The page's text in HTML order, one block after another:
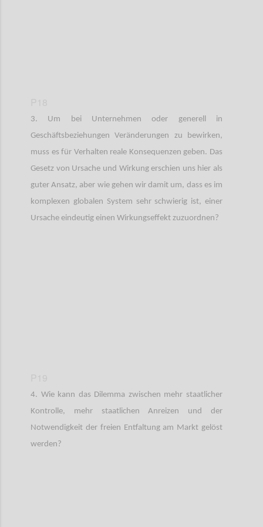
3. Um bei Unternehmen oder generell in
Geschäftsbeziehungen Veränderungen zu bewirken,
muss es für Verhalten reale Konsequenzen geben. Das
Gesetz von Ursache und Wirkung erschien uns hier als
guter Ansatz, aber wie gehen wir damit um, dass es im
komplexen globalen System sehr schwierig ist, einer
Ursache eindeutig einen Wirkungseffekt zuzuordnen?
4. Wie kann das Dilemma zwischen mehr staatlicher
Kontrolle, mehr staatlichen Anreizen und der
Notwendigkeit der freien Entfaltung am Markt gelöst
werden?